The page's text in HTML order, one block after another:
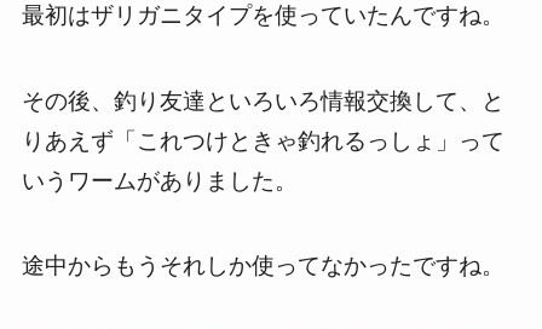
最初はザリガニタイプを使っていたんですね。
その後、釣り友達といろいろ情報交換して、と
りあえず「これつけときゃ釣れるっしょ」って
いうワームがありました。
途中からもうそれしか使ってなかったですね。